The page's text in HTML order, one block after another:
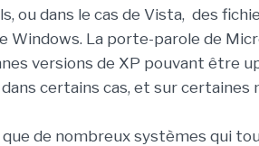
ou dans le cas de Vista, des
Windows. La porte-parole de
versions de XP pouvant être
certains cas, et sur certaines
que de nombreux systèmes qui